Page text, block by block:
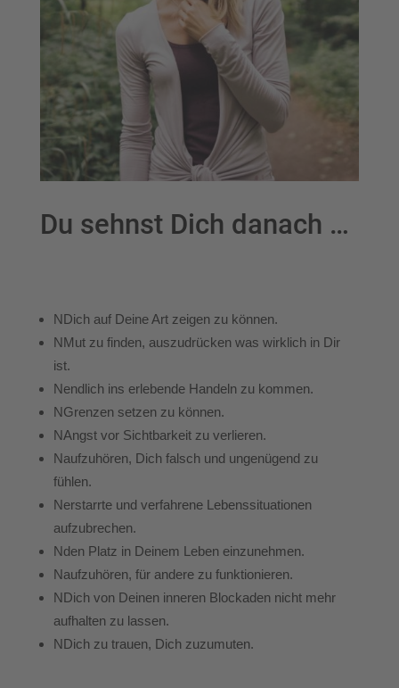
Du sehnst Dich danach …
NDich auf Deine Art zeigen zu können.
NMut zu finden, auszudrücken was wirklich in Dir
ist.
Nendlich ins erlebende Handeln zu kommen.
NGrenzen setzen zu können.
NAngst vor Sichtbarkeit zu verlieren.
Naufzuhören, Dich falsch und ungenügend zu
fühlen.
Nerstarrte und verfahrene Lebenssituationen
aufzubrechen.
Nden Platz in Deinem Leben einzunehmen.
Naufzuhören, für andere zu funktionieren.
NDich von Deinen inneren Blockaden nicht mehr
aufhalten zu lassen.
NDich zu trauen, Dich zuzumuten.